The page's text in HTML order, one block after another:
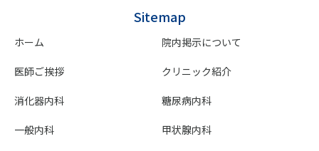
Sitemap
ホーム 院内掲示について
医師ご挨拶 クリニック紹介
消化器内科 糖尿病内科
一般内科 甲状腺内科